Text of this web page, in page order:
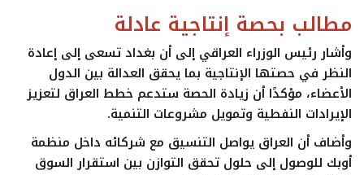
مطالب بحصة إنتاجية عادلة
وأشار رئيس الوزراء العراقي إلى أن بغداد تسعى إلى إعادة
النظر في حصتها الإنتاجية بما يحقق العدالة بين الدول
الأعضاء، مؤكدًا أن زيادة الحصة ستدعم خطط العراق لتعزيز
الإيرادات النفطية وتمويل مشروعات التنمية.
وأضاف أن العراق يواصل التنسيق مع شركائه داخل منظمة
أوبك للوصول إلى حلول تحقق التوازن بين استقرار السوق